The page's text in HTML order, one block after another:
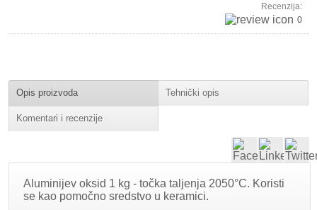
Recenzija:
0
Opis proizvoda Tehnički opis
Komentari i recenzije
Aluminijev oksid 1 kg - točka taljenja 2050°C. Koristi
se kao pomočno sredstvo u keramici.